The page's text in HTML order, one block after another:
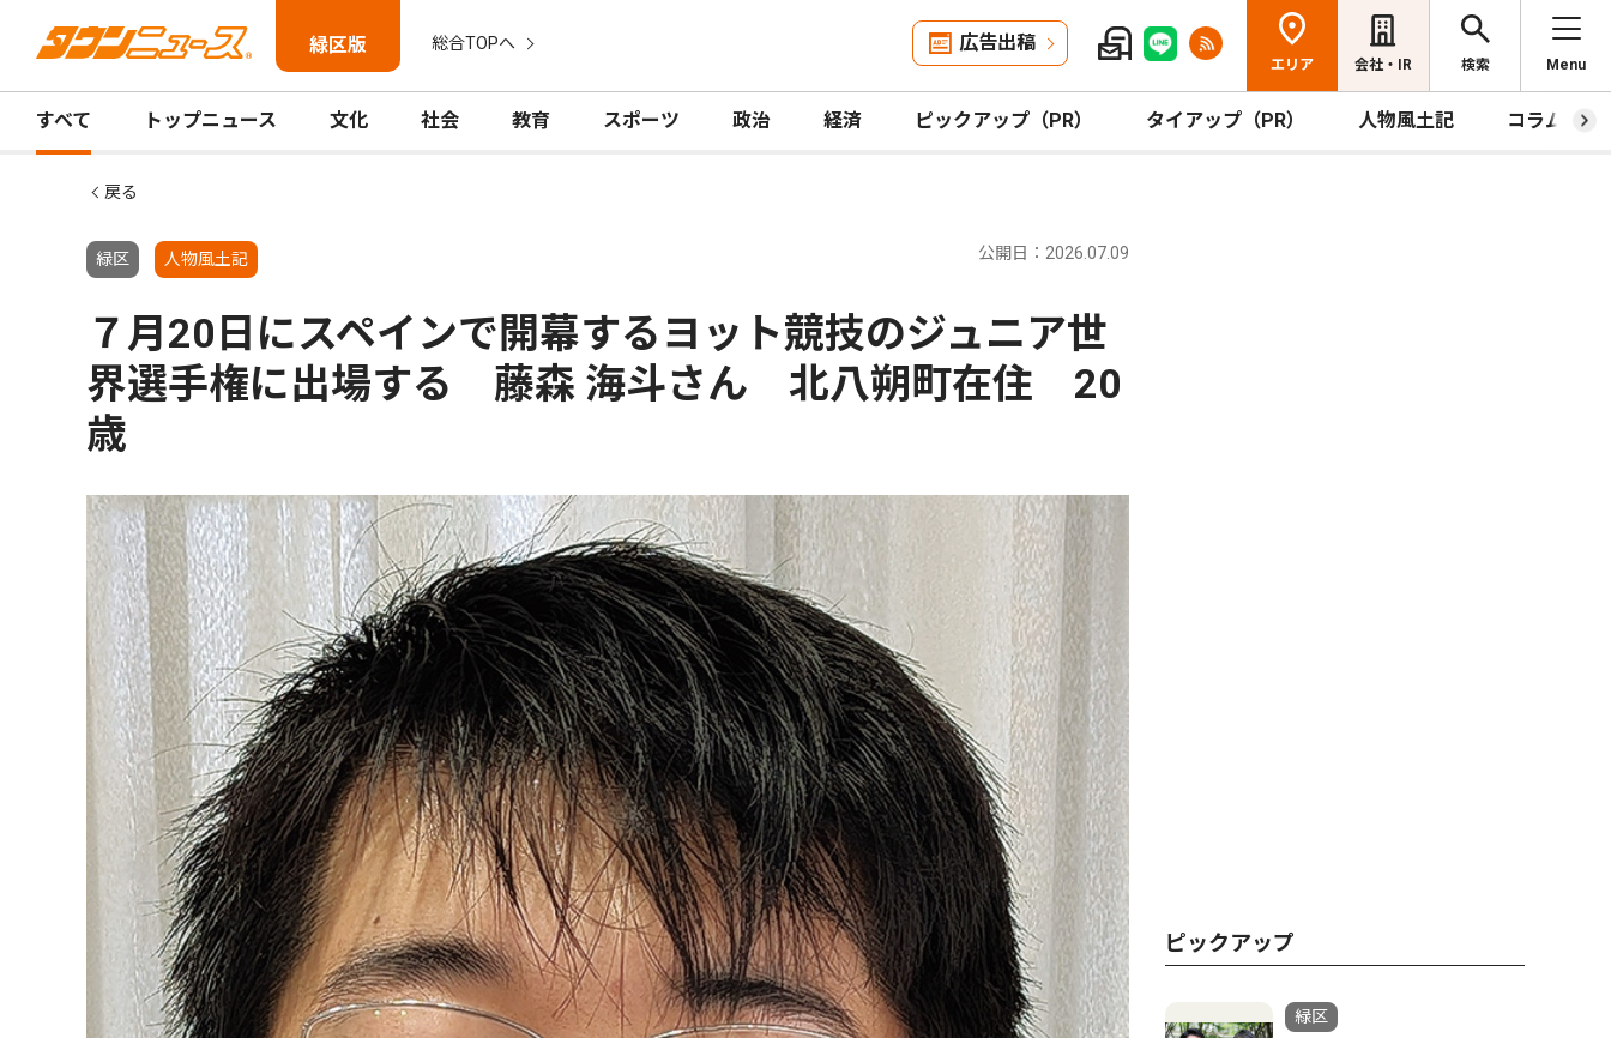
緑区版 総合TOPへ 広告出稿
エリア 会社・IR 検索 Menu
すべて トップニュース 文化 社会 教育 スポーツ 政治 経済 ピックアップ（PR） タイアップ（PR） 人物風土記 コラム
戻る
緑区 人物風土記 公開日：2026.07.09
７月20日にスペインで開幕するヨット競技のジュニア世
界選手権に出場する 藤森 海斗さん 北八朔町在住 20
歳
ピックアップ
緑区